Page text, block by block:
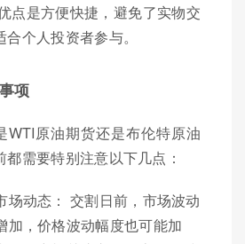
点是方便快捷，避免了实物交
个人投资者参与。
项
WTI原油期货还是布伦特原油
需要特别注意以下几点：
场动态： 交割日前，市场波动
加，价格波动幅度也可能加